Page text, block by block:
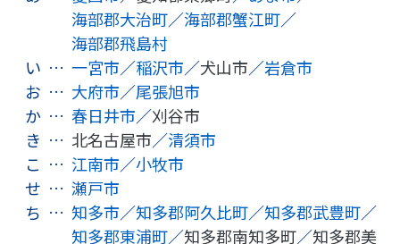
海部郡大治町／海部郡蟹江町／
海部郡飛島村
い … 一宮市／稲沢市／犬山市／岩倉市
お … 大府市／尾張旭市
か … 春日井市／刈谷市
き … 北名古屋市／清須市
こ … 江南市／小牧市
せ … 瀬戸市
ち … 知多市／知多郡阿久比町／知多郡武豊町／
知多郡東浦町／知多郡南知多町／知多郡美